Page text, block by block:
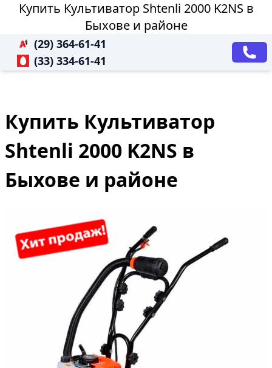
Купить Культиватор Shtenli 2000 K2NS в
Быхове и районе
(29) 364-61-41
(33) 334-61-41
Купить Культиватор
Shtenli 2000 K2NS в
Быхове и районе